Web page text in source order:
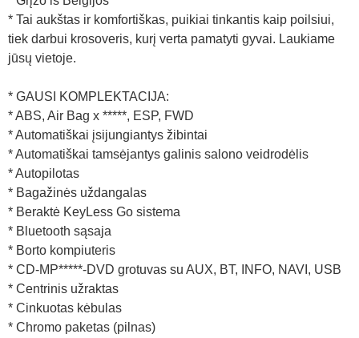
* Tai aukštas ir komfortiškas, puikiai tinkantis kaip poilsiui,
tiek darbui krosoveris, kurį verta pamatyti gyvai. Laukiame
jūsų vietoje.
* GAUSI KOMPLEKTACIJA:
* ABS, Air Bag x *****, ESP, FWD
* Automatiškai įsijungiantys žibintai
* Automatiškai tamsėjantys galinis salono veidrodėlis
* Autopilotas
* Bagažinės uždangalas
* Beraktė KeyLess Go sistema
* Bluetooth sąsaja
* Borto kompiuteris
* CD-MP*****-DVD grotuvas su AUX, BT, INFO, NAVI, USB
* Centrinis užraktas
* Cinkuotas kėbulas
* Chromo paketas (pilnas)